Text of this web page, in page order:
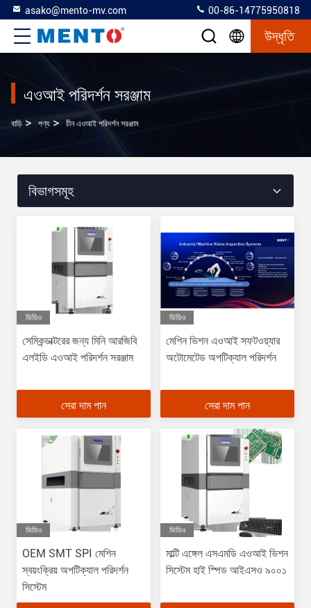
asako@mento-mv.com 00-86-14775950818
উদ্ধৃতি
এওআই পরিদর্শন সরঞ্জাম
বাড়ি > পণ্য > চীন এওআই পরিদর্শন সরঞ্জাম
বিভাগসমূহ
ভিডিও
সেমিকন্ডাক্টরের জন্য মিনি আরজিবি
এলইডি এওআই পরিদর্শন সরঞ্জাম
সেরা দাম পান
ভিডিও
মেশিন ভিশন এওআই সফটওয়্যার
অটোমেটেড অপটিক্যাল পরিদর্শন
সেরা দাম পান
ভিডিও
OEM SMT SPI মেশিন
স্বয়ংক্রিয় অপটিক্যাল পরিদর্শন
সিস্টেম
ভিডিও
মাল্টি এঙ্গেল এসএমডি এওআই ভিশন
সিস্টেম হাই স্পিড আইএসও ৯০০১